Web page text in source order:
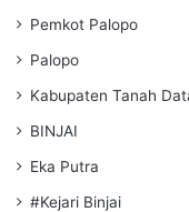
Pemkot Palopo
Palopo
Kabupaten Tanah
BINJAI
Eka Putra
#Kejari Binjai